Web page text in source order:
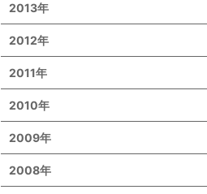
2013年
2012年
2011年
2010年
2009年
2008年